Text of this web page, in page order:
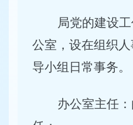
局党的建设
公室，设在组织
导小组日常事务。
办公室主任